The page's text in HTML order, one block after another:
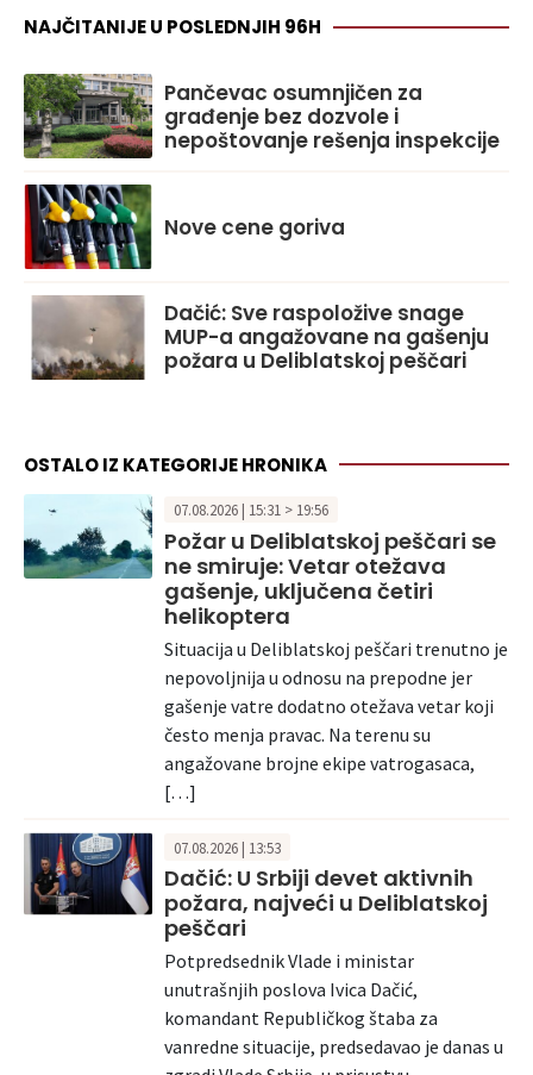
NAJČITANIJE U POSLEDNJIH 96H
Pančevac osumnjičen za
građenje bez dozvole i
nepoštovanje rešenja inspekcije
Nove cene goriva
Dačić: Sve raspoložive snage
MUP-a angažovane na gašenju
požara u Deliblatskoj peščari
OSTALO IZ KATEGORIJE HRONIKA
07.08.2026 | 15:31 > 19:56
Požar u Deliblatskoj peščari se
ne smiruje: Vetar otežava
gašenje, uključena četiri
helikoptera
Situacija u Deliblatskoj peščari trenutno je
nepovoljnija u odnosu na prepodne jer
gašenje vatre dodatno otežava vetar koji
često menja pravac. Na terenu su
angažovane brojne ekipe vatrogasaca,
[…]
07.08.2026 | 13:53
Dačić: U Srbiji devet aktivnih
požara, najveći u Deliblatskoj
peščari
Potpredsednik Vlade i ministar
unutrašnjih poslova Ivica Dačić,
komandant Republičkog štaba za
vanredne situacije, predsedavao je danas u